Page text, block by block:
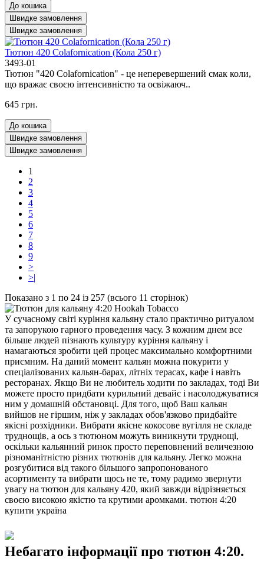
До кошика
Швидке замовлення
Швидке замовлення
Тютюн 420 Colafornication (Кола 250 г)
3493-01
Тютюн "420 Colafornication" - це неперевершений смак коли,
що вражає своєю інтенсивністю та освіжаюч..
645 грн.
До кошика
Швидке замовлення
Швидке замовлення
1
2
3
4
5
6
7
8
9
>
>|
Показано з 1 по 24 із 257 (всього 11 сторінок)
У сучасному світі куріння кальяну стало практично ритуалом
та запорукою гарного проведення часу. З кожним днем ​​все
більше людей пізнають культуру куріння кальяну і
намагаються зробити цей процес максимально комфортними
приємним. На даний момент кальян можна покурити у
спеціалізованих кальян-барах, літніх терасах, кафе і навіть
ресторанах. Якщо Ви не любитель ходити по закладах, тоді Ви
можете просто придбати курильний девайс і насолоджуватися
ним у домашній обстановці. Для того, щоб Ваш кальян
вийшов не гіршим, ніж у закладах обов'язково придбайте
якісні розхідники. Вибрати якісне кокосове вугілля не складе
труднощів, а ось з тютюном можуть виникнути труднощі,
оскільки кальянний ринок просто переповнений величезною
різноманітністю різних тютюнів для кальяну. Легко можна
розгубитися від такого більшого запропонованого
асортименту та вибрати щось не те, тому радимо звернути
увагу на тютюн для кальяну 420, який завжди відрізняється
своєю високою якістю та крутими аромками. тютюн 4:20
купити україна
Небагато інформації про тютюн 4:20.